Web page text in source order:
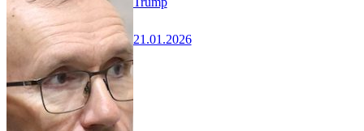
21.01.2026